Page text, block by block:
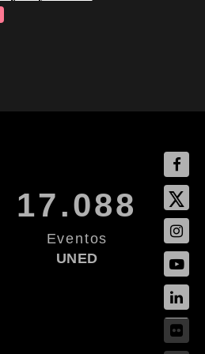
17.088
Eventos
UNED